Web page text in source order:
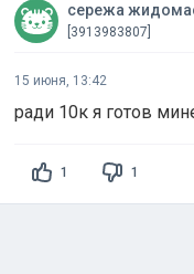
сережа
[3913983807]
15 июня, 13:42
ради 10к я готов
1 1